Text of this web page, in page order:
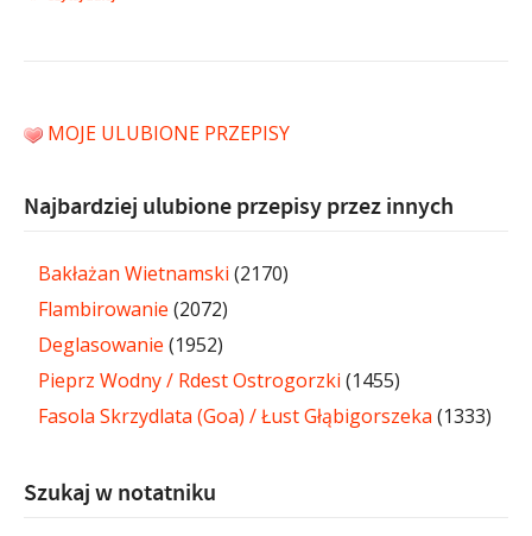
MOJE ULUBIONE PRZEPISY
Najbardziej ulubione przepisy przez innych
Bakłażan Wietnamski (2170)
Flambirowanie (2072)
Deglasowanie (1952)
Pieprz Wodny / Rdest Ostrogorzki (1455)
Fasola Skrzydlata (Goa) / Łust Głąbigorszeka (1333)
Szukaj w notatniku